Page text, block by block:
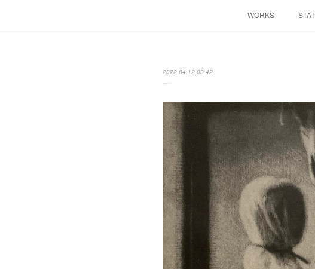
WORKS
2022.04.12 03:42